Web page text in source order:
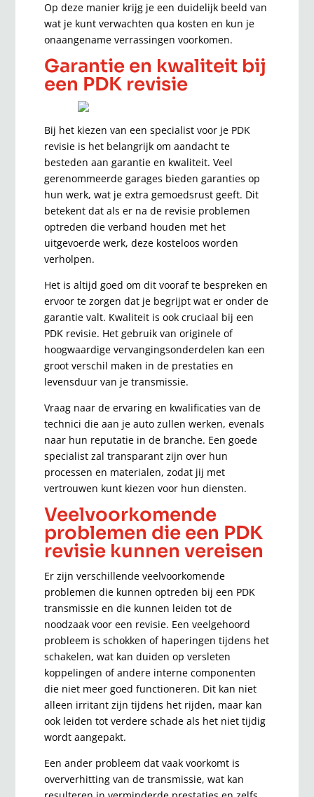
Op deze manier krijg je een duidelijk beeld van
wat je kunt verwachten qua kosten en kun je
onaangename verrassingen voorkomen.
Garantie en kwaliteit bij
een PDK revisie
Bij het kiezen van een specialist voor je PDK
revisie is het belangrijk om aandacht te
besteden aan garantie en kwaliteit. Veel
gerenommeerde garages bieden garanties op
hun werk, wat je extra gemoedsrust geeft. Dit
betekent dat als er na de revisie problemen
optreden die verband houden met het
uitgevoerde werk, deze kosteloos worden
verholpen.
Het is altijd goed om dit vooraf te bespreken en
ervoor te zorgen dat je begrijpt wat er onder de
garantie valt. Kwaliteit is ook cruciaal bij een
PDK revisie. Het gebruik van originele of
hoogwaardige vervangingsonderdelen kan een
groot verschil maken in de prestaties en
levensduur van je transmissie.
Vraag naar de ervaring en kwalificaties van de
technici die aan je auto zullen werken, evenals
naar hun reputatie in de branche. Een goede
specialist zal transparant zijn over hun
processen en materialen, zodat jij met
vertrouwen kunt kiezen voor hun diensten.
Veelvoorkomende
problemen die een PDK
revisie kunnen vereisen
Er zijn verschillende veelvoorkomende
problemen die kunnen optreden bij een PDK
transmissie en die kunnen leiden tot de
noodzaak voor een revisie. Een veelgehoord
probleem is schokken of haperingen tijdens het
schakelen, wat kan duiden op versleten
koppelingen of andere interne componenten
die niet meer goed functioneren. Dit kan niet
alleen irritant zijn tijdens het rijden, maar kan
ook leiden tot verdere schade als het niet tijdig
wordt aangepakt.
Een ander probleem dat vaak voorkomt is
oververhitting van de transmissie, wat kan